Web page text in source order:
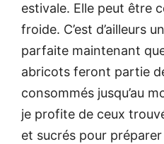
estivale. Elle peut être
froide. C’est d’ailleurs
parfaite maintenant
abricots feront partie
consommés jusqu’au
je profite de ceux
et sucrés pour